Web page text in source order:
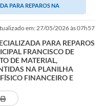
CENTROS
PARA REPAROS NA
em: 27/05/2026 às 07h57
PARA REPAROS
FRANCISCO DE
DE MATERIAL,
NA PLANILHA
FINANCEIRO E